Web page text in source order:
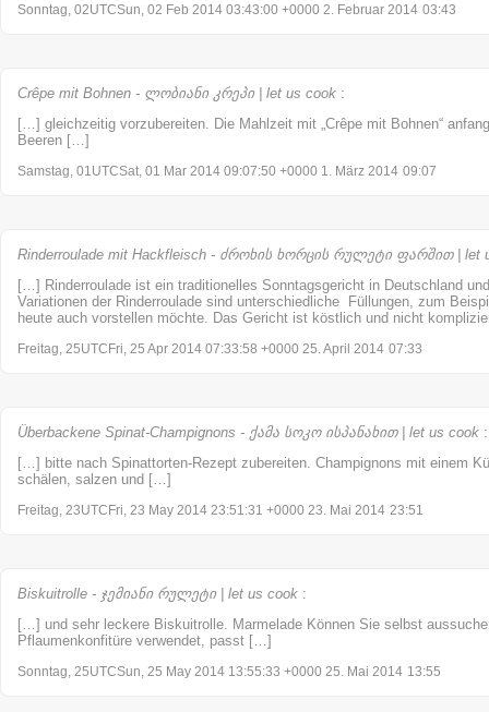
Sonntag, 02UTCSun, 02 Feb 2014 03:43:00 +0000 2. Februar 2014 03:43
Crêpe mit Bohnen - ლობიანი კრეპი | let us cook :
[…] gleichzeitig vorzubereiten. Die Mahlzeit mit „Crêpe mit Bohnen“
Beeren […]
Samstag, 01UTCSat, 01 Mar 2014 09:07:50 +0000 1. März 2014 09:07
Rinderroulade mit Hackfleisch - ძროხის ხორცის რულეტი ფარშით | let
[…] Rinderroulade ist ein traditionelles Sonntagsgericht in Deutschland
Variationen der Rinderroulade sind unterschiedliche Füllungen, zum
heute auch vorstellen möchte. Das Gericht ist köstlich und nicht
Freitag, 25UTCFri, 25 Apr 2014 07:33:58 +0000 25. April 2014 07:33
Überbackene Spinat-Champignons - ქამა სოკო ისპანახით | let us cook :
[…] bitte nach Spinattorten-Rezept zubereiten. Champignons mit einem
schälen, salzen und […]
Freitag, 23UTCFri, 23 May 2014 23:51:31 +0000 23. Mai 2014 23:51
Biskuitrolle - ჯემიანი რულეტი | let us cook :
[…] und sehr leckere Biskuitrolle. Marmelade Können Sie selbst
Pflaumenkonfitüre verwendet, passt […]
Sonntag, 25UTCSun, 25 May 2014 13:55:33 +0000 25. Mai 2014 13:55